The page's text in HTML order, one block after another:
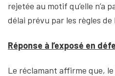
rejetée au motif qu’elle n’a
délai prévu par les règles de
Réponse à l’exposé en
Le réclamant affirme que, le